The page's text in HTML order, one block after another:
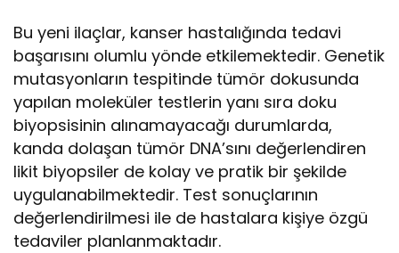
Bu yeni ilaçlar, kanser hastalığında tedavi
başarısını olumlu yönde etkilemektedir. Genetik
mutasyonların tespitinde tümör dokusunda
yapılan moleküler testlerin yanı sıra doku
biyopsisinin alınamayacağı durumlarda,
kanda dolaşan tümör DNA’sını değerlendiren
likit biyopsiler de kolay ve pratik bir şekilde
uygulanabilmektedir. Test sonuçlarının
değerlendirilmesi ile de hastalara kişiye özgü
tedaviler planlanmaktadır.